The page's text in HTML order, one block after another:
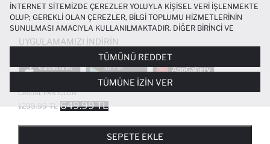
REGULAR FIT ERKEK PAMUKLU SMART-
CASUAL PANTOLON
1299.99 TL 649.99 TL
SEPETE EKLE
UYGULAMAMIZI İNDIRIN
POPÜLER KATEGORILER
KADIN BEYAZ TIŞÖRT
İNTERNET SITEMIZDE ÇEREZLER YOLUYLA KIŞISEL VERI IŞLENMEKTE
OLUP; GEREKLI OLAN ÇEREZLER, BILGI TOPLUMU HIZMETLERININ
SUNULMASI AMACIYLA KULLANILMAKTADIR. DIĞER BIRINCI VE
ÜÇÜNCÜ TARAF ÇEREZLER ISE SIZE DAHA IYI BIR ALIŞVERIŞ
DENEYIMI SUNULABILMESI, SITEMIZIN DAHA IŞLEVSEL KILINMASI VE
KIŞISELLEŞTIRMESI VE AÇIK RIZA VERMENIZ HALINDE, SIZLERE
YÖNELIK PAZARLAMA FAALIYETLERININ YAPILMASI AMAÇLARIYLA
SINIRLI OLARAK KULLANILACAKTIR. ÇEREZLERE DAIR TERCIHLERINIZI
ÇEREZ TERCIHLERIPANELI ARACILIĞIYLA HER ZAMAN YÖNETEBILIR,
ÇEREZLERLE ILGILI DAHA DETAYLI BILGIYE
TÜMÜNÜ REDDET
TÜMÜNE İZIN VER